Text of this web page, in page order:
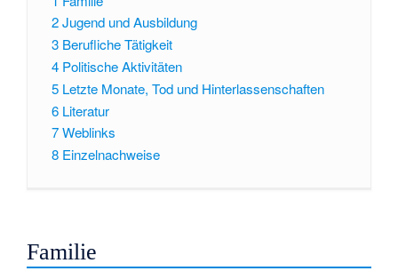
2Jugend und Ausbildung
3 Berufliche Tätigkeit
4 Politische Aktivitäten
5 Letzte Monate, Tod und Hinterlassenschaften
6 Literatur
7Weblinks
8 Einzelnachweise
Familie